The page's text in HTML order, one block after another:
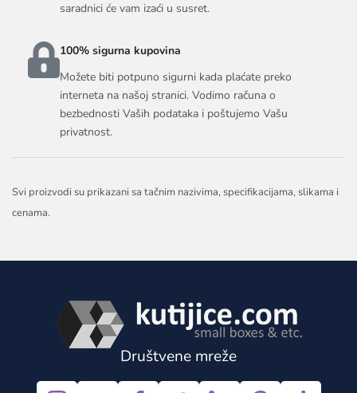
saradnici će vam izaći u susret.
100% sigurna kupovina
Možete biti potpuno sigurni kada plaćate preko
interneta na našoj stranici. Vodimo računa o
bezbednosti Vaših podataka i poštujemo Vašu
privatnost.
Svi proizvodi su prikazani sa tačnim nazivima, specifikacijama, slikama i
cenama.
Društvene mreže